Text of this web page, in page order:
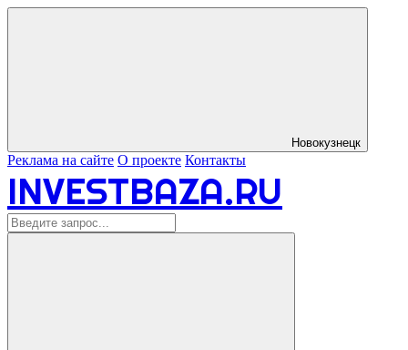
Новокузнецк
Реклама на сайте О проекте Контакты
INVESTBAZA.RU